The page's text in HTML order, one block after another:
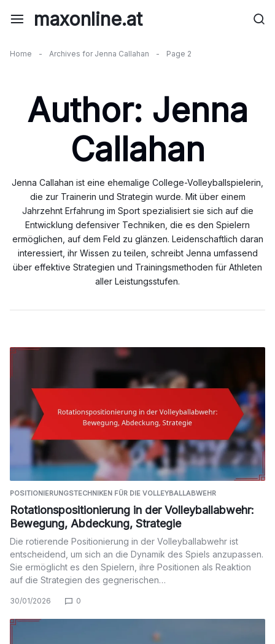
maxonline.at
Home - Archives for Jenna Callahan - Page 2
Author: Jenna
Callahan
Jenna Callahan ist eine ehemalige College-Volleyballspielerin,
die zur Trainerin und Strategin wurde. Mit über einem
Jahrzehnt Erfahrung im Sport spezialisiert sie sich auf die
Entwicklung defensiver Techniken, die es den Spielern
ermöglichen, auf dem Feld zu glänzen. Leidenschaftlich daran
interessiert, ihr Wissen zu teilen, schreibt Jenna umfassend
über effektive Strategien und Trainingsmethoden für Athleten
aller Leistungsstufen.
POSITIONIERUNGSTECHNIKEN FÜR DIE VOLLEYBALLABWEHR
Rotationspositionierung in der Volleyballabwehr:
Bewegung, Abdeckung, Strategie
Die rotierende Positionierung in der Volleyballabwehr ist
entscheidend, um sich an die Dynamik des Spiels anzupassen.
Sie ermöglicht es den Spielern, ihre Positionen als Reaktion
auf die Strategien des gegnerischen…
30/01/2026 0